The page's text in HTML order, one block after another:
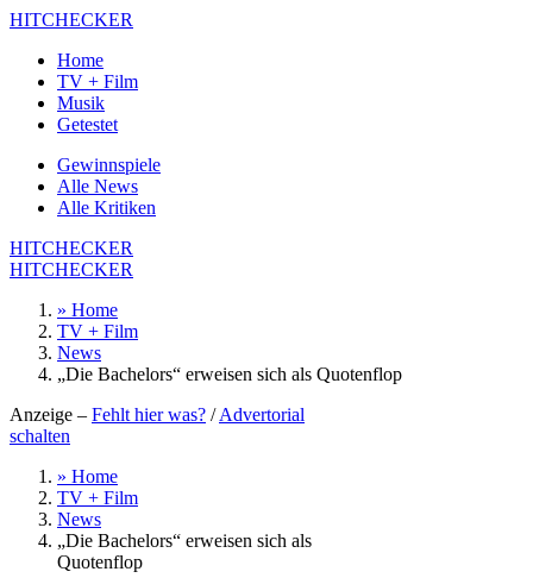
HITCHECKER
Home
TV + Film
Musik
Getestet
Gewinnspiele
Alle News
Alle Kritiken
HITCHECKER
HITCHECKER
» Home
TV + Film
News
„Die Bachelors“ erweisen sich als Quotenflop
Anzeige – Fehlt hier was? /Advertorial
schalten
» Home
TV + Film
News
„Die Bachelors“ erweisen sich als
Quotenflop